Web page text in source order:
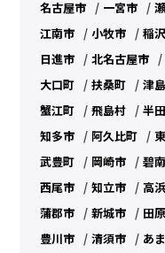
名古屋市 一宮市
江南市
小牧市 稲
日進市
北名古屋市
大口町
扶桑町 津
蟹江町
飛島村 半
知多市
阿久比町
武豊町
岡崎市 碧
西尾市
知立市 高
蒲郡市
新城市 田
豊川市
清須市 あ